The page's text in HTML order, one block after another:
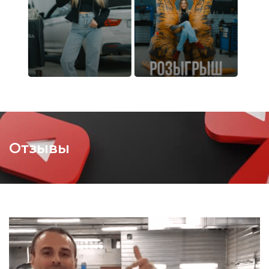
даем гарантию.
- BMW-STO является сертифицированным
сервисным центром, поэтому обслуживание БМВ
выполняется строго в соответствии с регламентом
- Мы ничего не скрываем и не навязываем лишние
услуги. Наши клиенты могут присутствовать при
выполнении сервисных процедур, получать
развернутые рекомендации по ремонту и привозить
собственные запчасти. В случаях, когда
необходимы, мы предварительно согласовываем их
с клиентом.
- В BMW-STO заботятся о своих сотрудниках и
Отзывы